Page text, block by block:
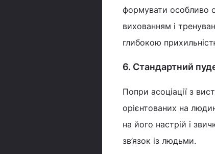
формувати особливо
вихованням і
глибокою
6. Стандартний
Попри асоціації з
орієнтованих на
на його настрій і
зв’язок із людьми.